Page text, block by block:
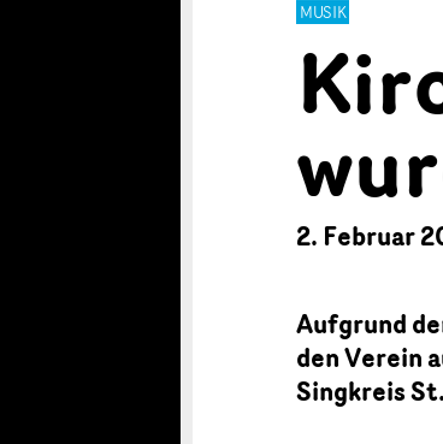
MUSIK
2. Februar
Aufgrund
den Verein
Singkreis